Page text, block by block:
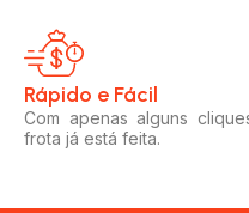
Rápido e Fácil​
Com apenas alguns
frota já está feita.